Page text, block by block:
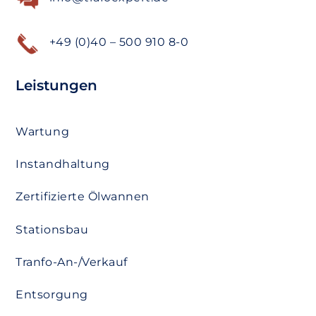
+49 (0)40 – 500 910 8-0
Leistungen
Wartung
Instandhaltung
Zertifizierte Ölwannen
Stationsbau
Tranfo-An-/Verkauf
Entsorgung